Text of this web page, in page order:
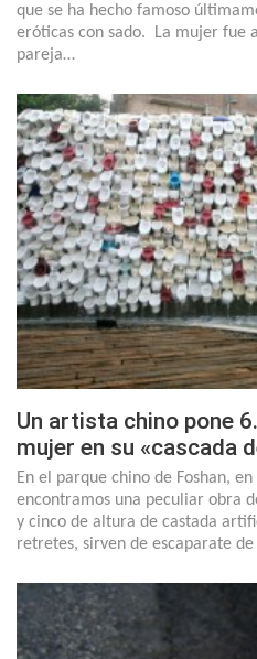
que se ha hecho famoso
eróticas con sado. La mujer fue
pareja…
Un artista chino pone
mujer en su «cascada
En el parque chino de Foshan,
encontramos una peculiar obra
y cinco de altura de castada
retretes, sirven de escaparate